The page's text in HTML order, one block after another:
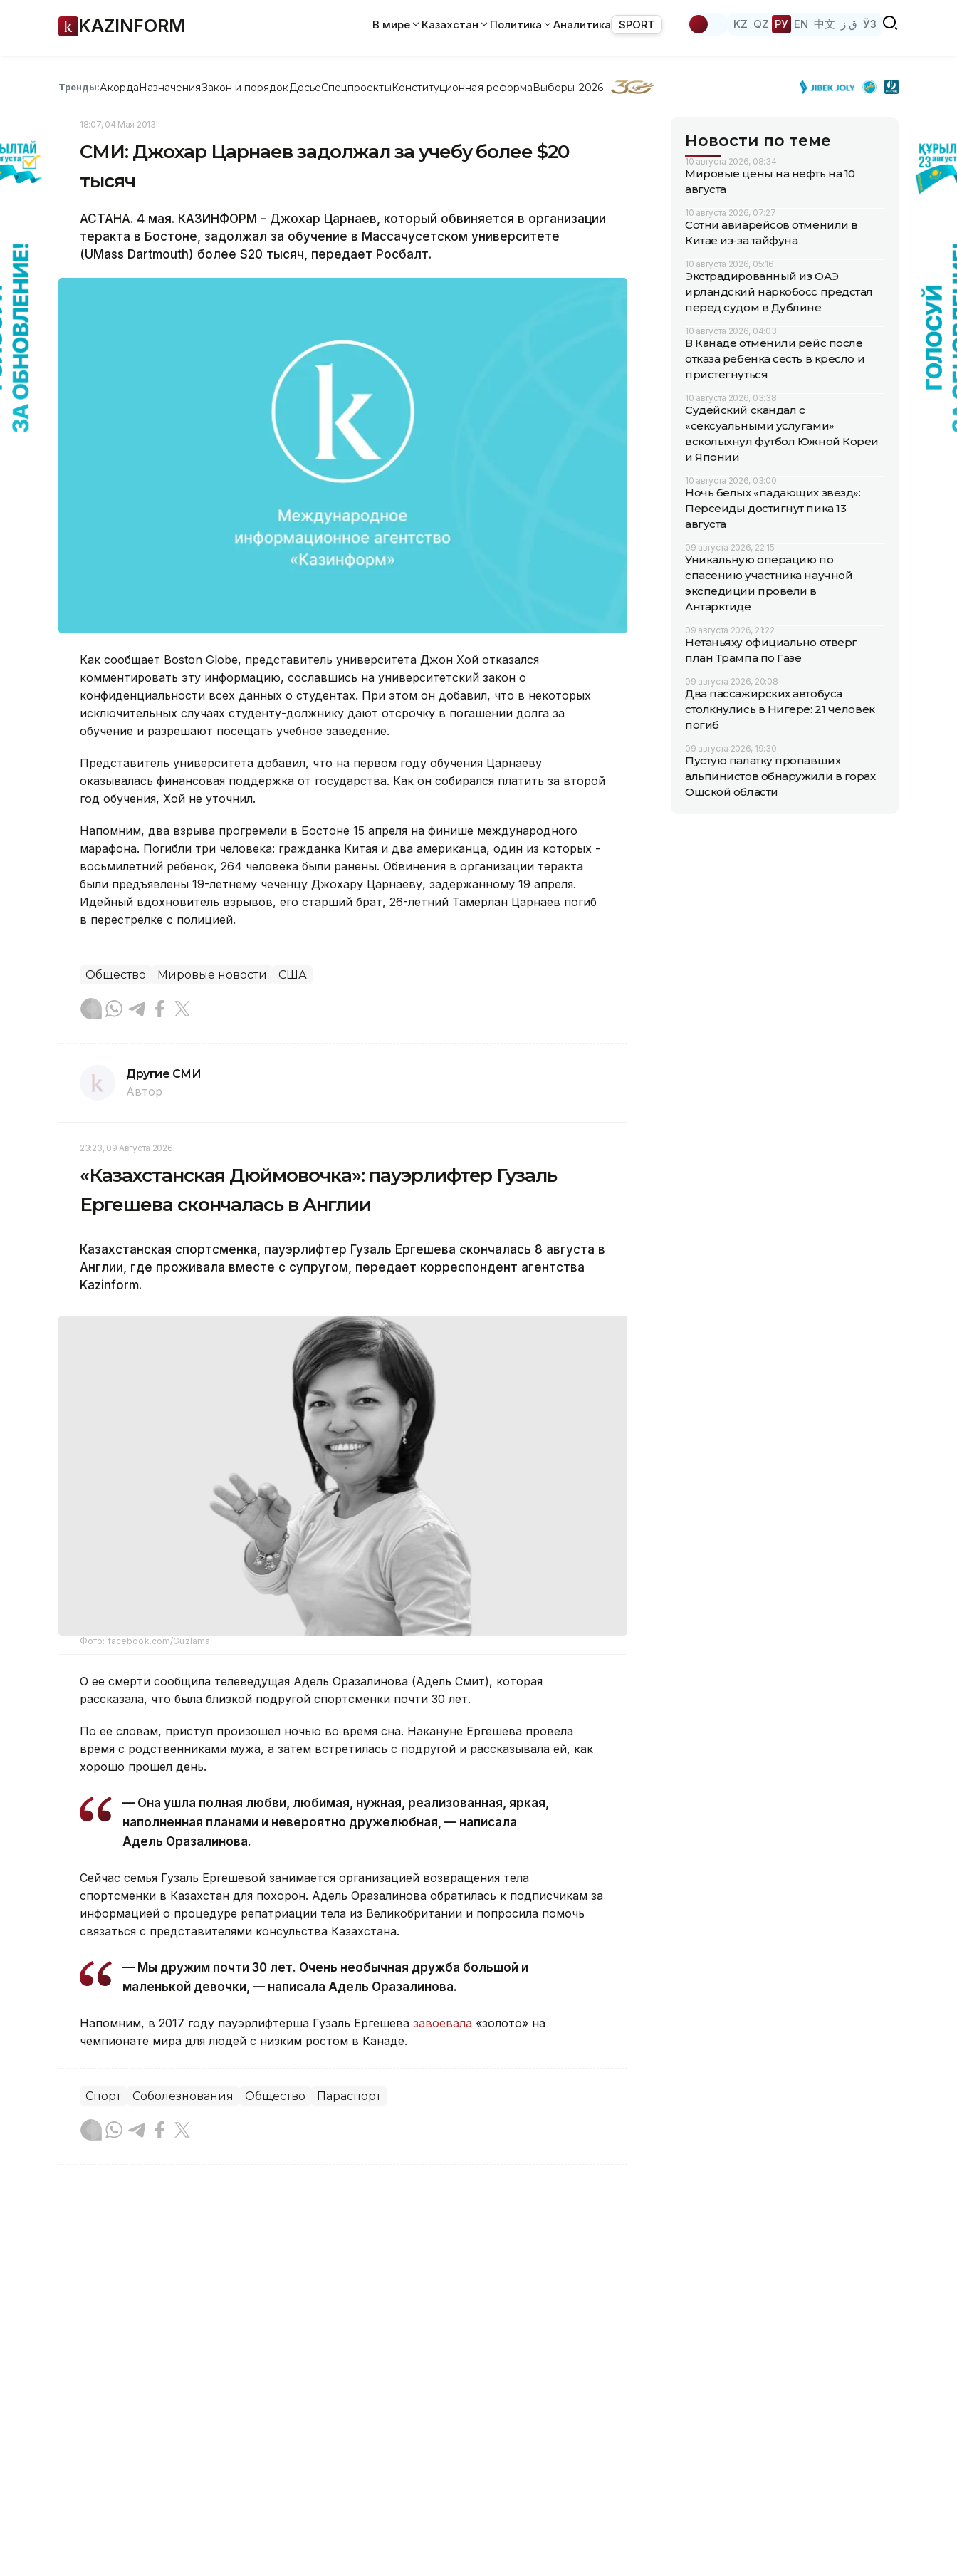
KAZINFORM В мире Казахстан Политика Аналитика SPORT KZ QZ РУ EN 中文 ق ز ЎЗ
Тренды:АкордаНазначенияЗакон и порядок ДосьеСпецпроектыКонституционная реформаВыборы-2026
18:07, 04 Мая 2013
СМИ: Джохар Царнаев задолжал за учебу более $20
тысяч
АСТАНА. 4 мая. КАЗИНФОРМ - Джохар Царнаев, который обвиняется в организации
теракта в Бостоне, задолжал за обучение в Массачусетском университете
(UMass Dartmouth) более $20 тысяч, передает Росбалт.
Как сообщает Boston Globe, представитель университета Джон Хой отказался
комментировать эту информацию, сославшись на университетский закон о
конфиденциальности всех данных о студентах. При этом он добавил, что в некоторых
исключительных случаях студенту-должнику дают отсрочку в погашении долга за
обучение и разрешают посещать учебное заведение.
Представитель университета добавил, что на первом году обучения Царнаеву
оказывалась финансовая поддержка от государства. Как он собирался платить за второй
год обучения, Хой не уточнил.
Напомним, два взрыва прогремели в Бостоне 15 апреля на финише международного
марафона. Погибли три человека: гражданка Китая и два американца, один из которых -
восьмилетний ребенок, 264 человека были ранены. Обвинения в организации теракта
были предъявлены 19-летнему чеченцу Джохару Царнаеву, задержанному 19 апреля.
Идейный вдохновитель взрывов, его старший брат, 26-летний Тамерлан Царнаев погиб
в перестрелке с полицией.
Общество Мировые новости США
Другие СМИ
Автор
23:23, 09 Августа 2026
«Казахстанская Дюймовочка»: пауэрлифтер Гузаль
Ергешева скончалась в Англии
Казахстанская спортсменка, пауэрлифтер Гузаль Ергешева скончалась 8 августа в
Англии, где проживала вместе с супругом, передает корреспондент агентства
Kazinform.
Фото: facebook.com/Guzlama
О ее смерти сообщила телеведущая Адель Оразалинова (Адель Смит), которая
рассказала, что была близкой подругой спортсменки почти 30 лет.
По ее словам, приступ произошел ночью во время сна. Накануне Ергешева провела
время с родственниками мужа, а затем встретилась с подругой и рассказывала ей, как
хорошо прошел день.
— Она ушла полная любви, любимая, нужная, реализованная, яркая,
наполненная планами и невероятно дружелюбная, — написала
Адель Оразалинова.
Сейчас семья Гузаль Ергешевой занимается организацией возвращения тела
спортсменки в Казахстан для похорон. Адель Оразалинова обратилась к подписчикам за
информацией о процедуре репатриации тела из Великобритании и попросила помочь
связаться с представителями консульства Казахстана.
— Мы дружим почти 30 лет. Очень необычная дружба большой и
маленькой девочки, — написала Адель Оразалинова.
Напомним, в 2017 году пауэрлифтерша Гузаль Ергешева завоевала «золото» на
чемпионате мира для людей с низким ростом в Канаде.
Спорт Соболезнования Общество Параспорт
Новости по теме
10 августа 2026, 08:34
Мировые цены на нефть на 10
августа
10 августа 2026, 07:27
Сотни авиарейсов отменили в
Китае из-за тайфуна
10 августа 2026, 05:16
Экстрадированный из ОАЭ
ирландский наркобосс предстал
перед судом в Дублине
10 августа 2026, 04:03
В Канаде отменили рейс после
отказа ребенка сесть в кресло и
пристегнуться
10 августа 2026, 03:38
Судейский скандал с
«сексуальными услугами»
всколыхнул футбол Южной Кореи
и Японии
10 августа 2026, 03:00
Ночь белых «падающих звезд»:
Персеиды достигнут пика 13
августа
09 августа 2026, 22:15
Уникальную операцию по
спасению участника научной
экспедиции провели в
Антарктиде
09 августа 2026, 21:22
Нетаньяху официально отверг
план Трампа по Газе
09 августа 2026, 20:08
Два пассажирских автобуса
столкнулись в Нигере: 21 человек
погиб
09 августа 2026, 19:30
Пустую палатку пропавших
альпинистов обнаружили в горах
Ошской области